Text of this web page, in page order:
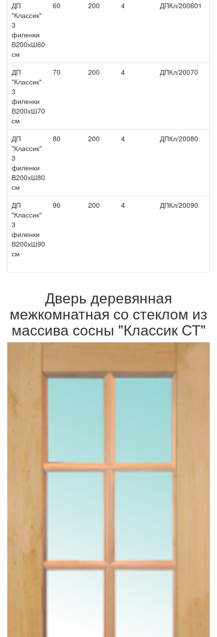
ДП
"Классик"
3
филенки
В200хШ60
см
60 200 4 ДПКл/200601
ДП
"Классик"
3
филенки
В200хШ70
см
70 200 4 ДПКл/20070
ДП
"Классик"
3
филенки
В200хШ80
см
80 200 4 ДПКл/20080
ДП
"Классик"
3
филенки
В200хШ90
см
90 200 4 ДПКл/20090
Дверь деревянная
межкомнатная со стеклом из
массива сосны "Классик СТ"